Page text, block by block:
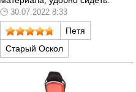
30.07.2022 8:33
Петя
Старый Оскол